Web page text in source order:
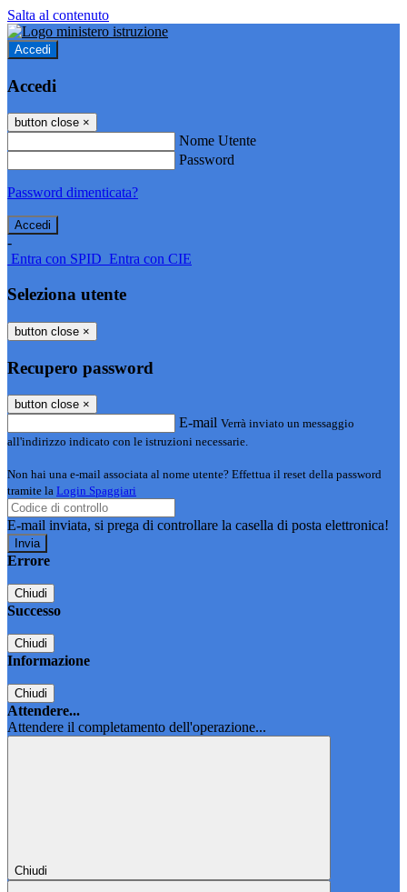
Salta al contenuto
Accedi
Accedi
button close ×
Nome Utente
Password
Password dimenticata?
-
Entra con SPID Entra con CIE
Seleziona utente
button close ×
Recupero password
button close ×
E-mail Verrà inviato un messaggio
all'indirizzo indicato con le istruzioni necessarie.
Non hai una e-mail associata al nome utente? Effettua il reset della password
tramite la Login Spaggiari
E-mail inviata, si prega di controllare la casella di posta elettronica!
Errore
Chiudi
Successo
Chiudi
Informazione
Chiudi
Attendere...
Attendere il completamento dell'operazione...
Chiudi